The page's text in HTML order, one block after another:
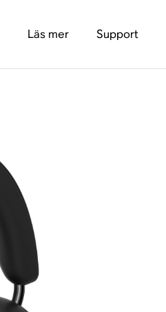
Läs mer Support